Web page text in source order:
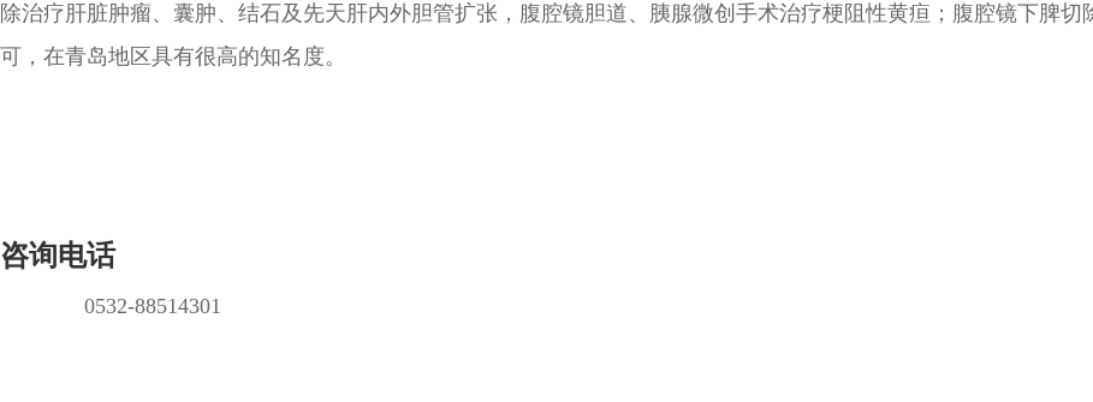
除治疗肝脏肿瘤、囊肿、结石及先天肝内外胆管扩张，腹腔镜胆道、胰腺微创手术治疗梗阻性黄疸；腹腔镜下脾
可，在青岛地区具有很高的知名度。
咨询电话
0532-88514301